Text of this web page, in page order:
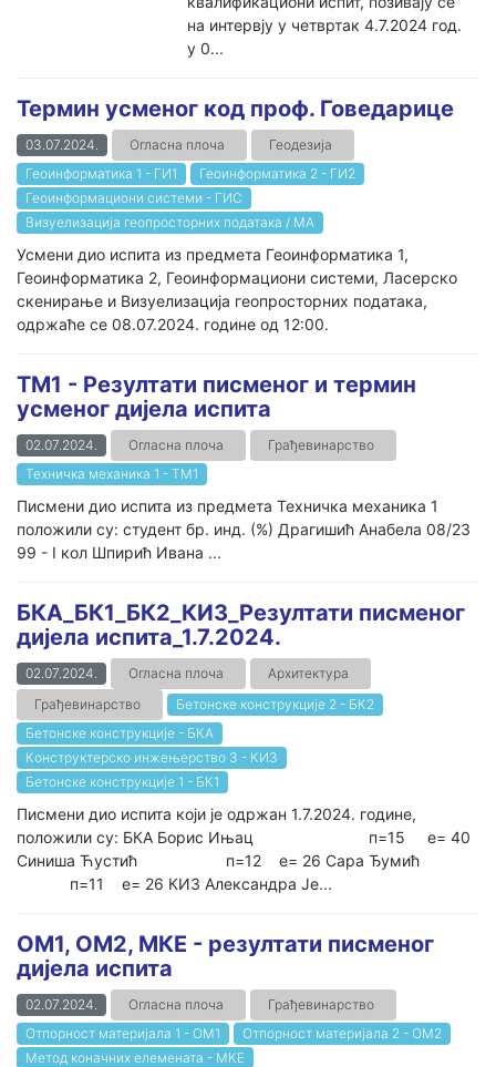
на интервју у четвртак 4.7.2024 год.
у 0...
Термин усменог код проф. Говедарице
03.07.2024. Огласна плоча
Геодезија
Геоинформатика 1 - ГИ1
Геоинформатика 2 - ГИ2
Геоинформациони системи - ГИС
Визуелизација геопросторних података / МА
Усмени дио испита из предмета Геоинформатика 1,
Геоинформатика 2, Геоинформациони системи, Ласерско
скенирање и Визуелизација геопросторних података,
одржаће се 08.07.2024. године од 12:00.
ТМ1 - Резултати писменог и термин
усменог дијела испита
02.07.2024. Огласна плоча
Грађевинарство
Техничка механика 1 - ТМ1
Писмени дио испита из предмета Техничка механика 1
положили су: студент бр. инд. (%) Драгишић Анабела 08/23
99 - I кол Шпирић Ивана ...
БКА_БК1_БК2_КИ3_Резултати писменог
дијела испита_1.7.2024.
02.07.2024. Огласна плоча
Архитектура
Грађевинарство
Бетонске конструкције 2 - БК2
Бетонске конструкције - БКА
Конструктерско инжењерство 3 - КИ3
Бетонске конструкције 1 - БК1
Писмени дио испита који је одржан 1.7.2024. године,
положили су: БКА Борис Ињац п=15 е= 40
Синиша Ћустић п=12 е= 26 Сара Ђумић
п=11 е= 26 КИ3 Александра Је...
ОМ1, ОМ2, МКЕ - резултати писменог
дијела испита
02.07.2024. Огласна плоча
Грађевинарство
Отпорност материјала 1 - ОМ1
Отпорност материјала 2 - ОМ2
Метод коначних елемената - МКЕ